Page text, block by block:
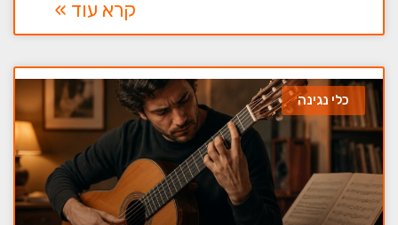
קרא עוד »
כלי נגינה